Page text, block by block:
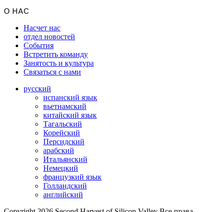
О НАС
Насчет нас
отдел новостей
События
Встретить команду
Занятость и культура
Связаться с нами
русский
испанский язык
вьетнамский
китайский язык
Тагальский
Корейский
Персидский
арабский
Итальянский
Немецкий
французкий язык
Голландский
английский